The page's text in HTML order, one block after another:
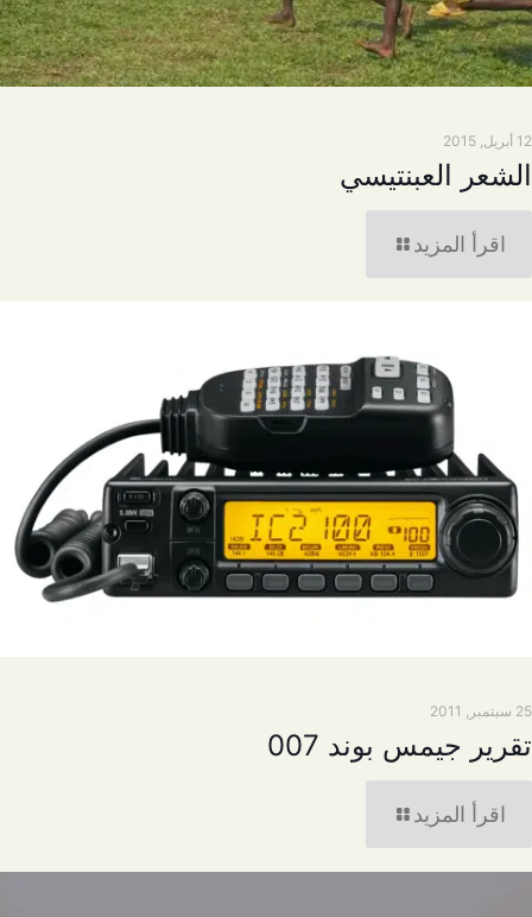
12 أبريل, 2015
الشعر العبنتيسي
اقرأ المزيد
25 سبتمبر, 2011
تقرير جيمس بوند 007
اقرأ المزيد